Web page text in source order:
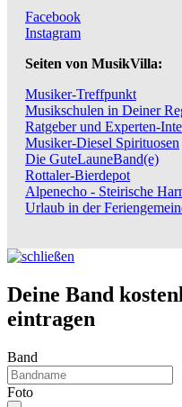
Facebook
Instagram
Seiten von MusikVilla:
Musiker-Treffpunkt
Musikschulen in Deiner
Ratgeber und Experten-
Musiker-Diesel Spirituosen
Die GuteLauneBand(e)
Rottaler-Bierdepot
Alpenecho - Steirische
Urlaub in der
Deine Band
eintragen
Band
Foto